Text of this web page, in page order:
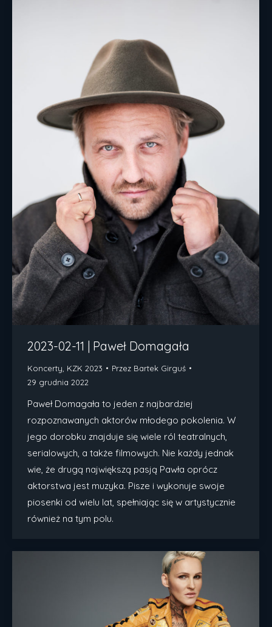
2023-02-11 | Paweł Domagała
Koncerty KZK 2023 Przez Bartek Girguś
29 grudnia 2022
Paweł Domagała to jeden z najbardziej
rozpoznawanych aktorów młodego pokolenia. W
jego dorobku znajduje się wiele ról teatralnych,
serialowych, a także filmowych. Nie każdy jednak
wie, że drugą największą pasją Pawła oprócz
aktorstwa jest muzyka. Pisze i wykonuje swoje
piosenki od wielu lat, spełniając się w artystycznie
również na tym polu.